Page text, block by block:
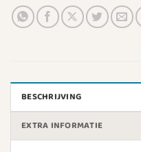
BESCHRIJVING
EXTRA INFORMATIE